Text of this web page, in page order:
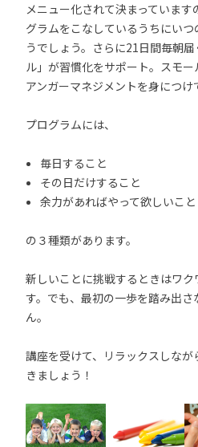
メニュー化されて決まっていま
グラムをこなしているうちにい
うでしょう。さらに21日間毎朝
ル」が習慣化をサポート。スモ
アンガーマネジメントを身につけ
プログラムには、
毎日すること
その日だけすること
余力があればやって欲しいこと
の３種類があります。
新しいことに挑戦するときはワ
す。でも、最初の一歩を踏み出
ん。
講座を受けて、リラックスしな
きましょう！